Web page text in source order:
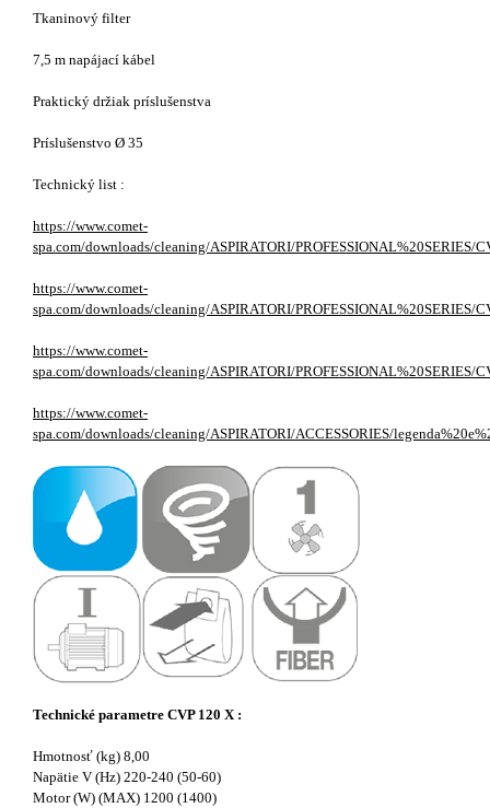
Tkaninový filter
7,5 m napájací kábel
Praktický držiak príslušenstva
Príslušenstvo Ø 35
Technický list :
https://www.comet-
spa.com/downloads/cleaning/ASPIRATORI/
https://www.comet-
spa.com/downloads/cleaning/ASPIRATORI/
https://www.comet-
spa.com/downloads/cleaning/ASPIRATORI/
https://www.comet-
spa.com/downloads/cleaning/ASPIRATORI/ACCESSORIES/
Technické parametre CVP 120 X :
Hmotnosť (kg) 8,00
Napätie V (Hz) 220-240 (50-60)
Motor (W) (MAX) 1200 (1400)